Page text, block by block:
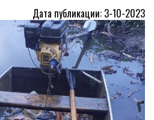
Дата публикации: 3-10-2023